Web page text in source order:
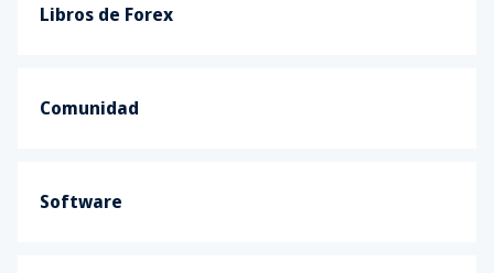
Libros de Forex
Comunidad
Software